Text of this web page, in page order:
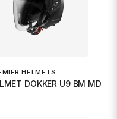
HELMETS
DOKKER U9 BM MD